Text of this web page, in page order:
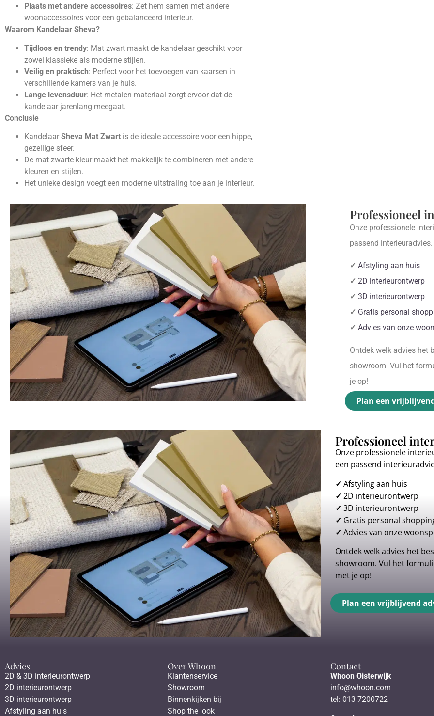
Plaats met andere accessoires: Zet hem samen met andere
woonaccessoires voor een gebalanceerd interieur.
Waarom Kandelaar Sheva?
Tijdloos en trendy: Mat zwart maakt de kandelaar geschikt voor
zowel klassieke als moderne stijlen.
Veilig en praktisch: Perfect voor het toevoegen van kaarsen in
verschillende kamers van je huis.
Lange levensduur: Het metalen materiaal zorgt ervoor dat de
kandelaar jarenlang meegaat.
Conclusie
Kandelaar Sheva Mat Zwart is de ideale accessoire voor een hippe,
gezellige sfeer.
De mat zwarte kleur maakt het makkelijk te combineren met andere
kleuren en stijlen.
Het unieke design voegt een moderne uitstraling toe aan je interieur.
Professioneel
Onze professionele
passend interieuradvies.
✓ Afstyling aan huis
✓ 2D interieurontwerp
✓ 3D interieurontwerp
✓ Gratis personal
✓ Advies van onze
Ontdek welk advies het
showroom. Vul het
je op!
Plan een
Professioneel
Onze professionele
een passend
✓ Afstyling aan huis
✓ 2D interieurontwerp
✓ 3D interieurontwerp
✓ Gratis personal
✓ Advies van onze
Ontdek welk advies het
showroom. Vul het
met je op!
Plan een vrijblijvend
Advies
2D & 3D interieurontwerp
2D interieurontwerp
3D interieurontwerp
Afstyling aan huis
Over Whoon
Klantenservice
Showroom
Binnenkijken bij
Shop the look
Contact
Whoon Oisterwijk
info@whoon.com
tel: 013 7200722